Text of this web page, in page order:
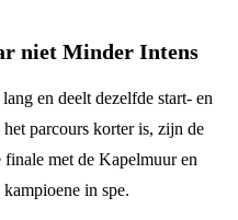
niet Minder Intens
en deelt dezelfde start- en
parcours korter is, zijn de
met de Kapelmuur en
in spe.